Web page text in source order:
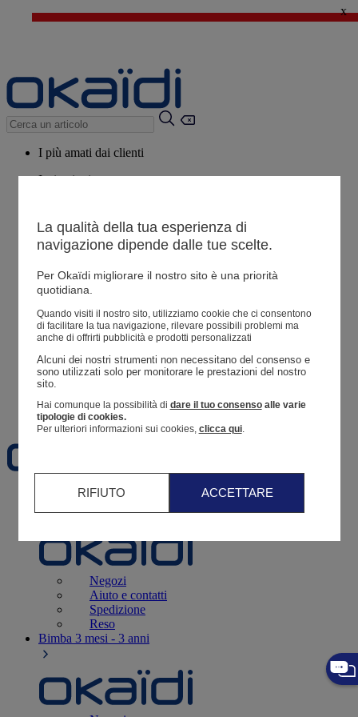
🔥SALDI : Ancora più prodotti fino al -60%*>
x
I più amati dai clienti
Ispirazioni
Potrebbero piacerti anche
Tutti i prodotti
Resoconto di un ordine
Preferiti
3 - 12 mesi
Negozi
Aiuto e contatti
Spedizione
Reso
Bimba 3 mesi - 3 anni
La qualità della tua esperienza di
navigazione dipende dalle tue scelte.
Per Okaïdi migliorare il nostro sito è una priorità
quotidiana.
Quando visiti il ​​nostro sito, utilizziamo cookie che ci consentono
di facilitare la tua navigazione, rilevare possibili problemi ma
anche di offrirti pubblicità e prodotti personalizzati
Alcuni dei nostri strumenti non necessitano del consenso e
sono utilizzati solo per monitorare le prestazioni del nostro
sito.
Hai comunque la possibilità di dare il tuo consensoalle varie
tipologie di cookies.
Per ulteriori informazioni sui cookies, clicca qui.
RIFIUTO ACCETTARE